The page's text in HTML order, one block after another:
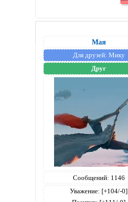
Мая
Для друзей: Мику
Друг
Сообщений: 1146
Уважение: [+104/-0]